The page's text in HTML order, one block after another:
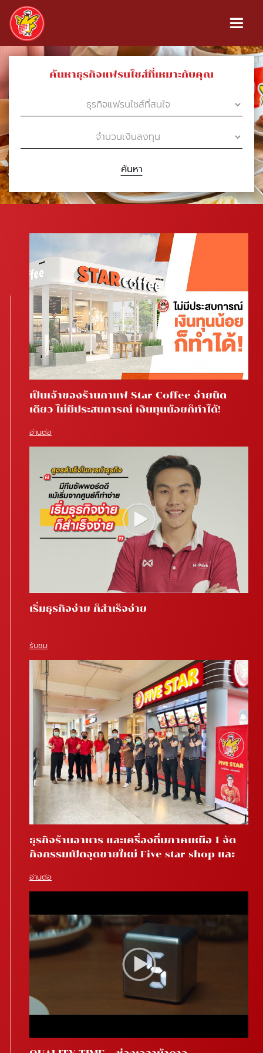
ค้นหาธุรกิจแฟรนไชส์ที่เหมาะกับคุณ
ค้นหา
เป็นเจ้าของร้านกาแฟ Star Coffee ง่ายนิด
เดียว ไม่มีประสบการณ์ เงินทุนน้อยก็ทำได้!
อ่านต่อ
เริ่มธุรกิจง่าย ก็สำเร็จง่าย
รับชม
ธุรกิจร้านอาหาร และเครื่องดื่มภาคเหนือ 1 จัด
กิจกรรมเปิดจุดขายใหม่ Five star shop และ
อ่านต่อ